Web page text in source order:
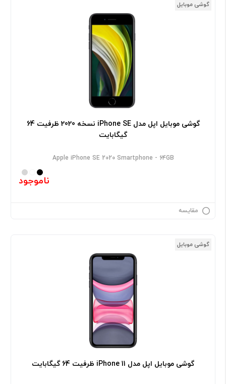
گوشی موبایل
گوشی موبایل اپل مدل iPhone SE نسخه 2020 ظرفیت 64
گیگابایت
Apple iPhone SE 2020 Smartphone - 64GB
ناموجود
مقایسه
گوشی موبایل
گوشی موبایل اپل مدل iPhone 11 ظرفیت 64 گیگابایت